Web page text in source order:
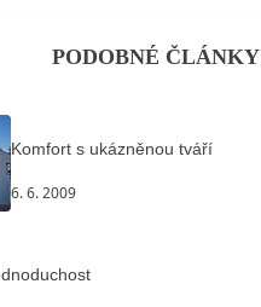
PODOBNÉ ČLÁNKY
Komfort s ukázněnou tváří
6. 6. 2009